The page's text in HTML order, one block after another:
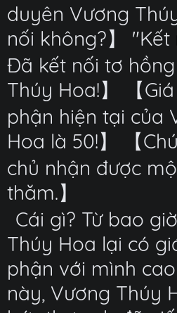
duyên Vương
nối không?】 "Kết
Đã kết nối tơ
Thúy Hoa!】 【
phận hiện tại của
Hoa là 50!】 【
chủ nhận được
thăm.】
Cái gì? Từ bao
Thúy Hoa lại có
phận với mình
này, Vương Thúy